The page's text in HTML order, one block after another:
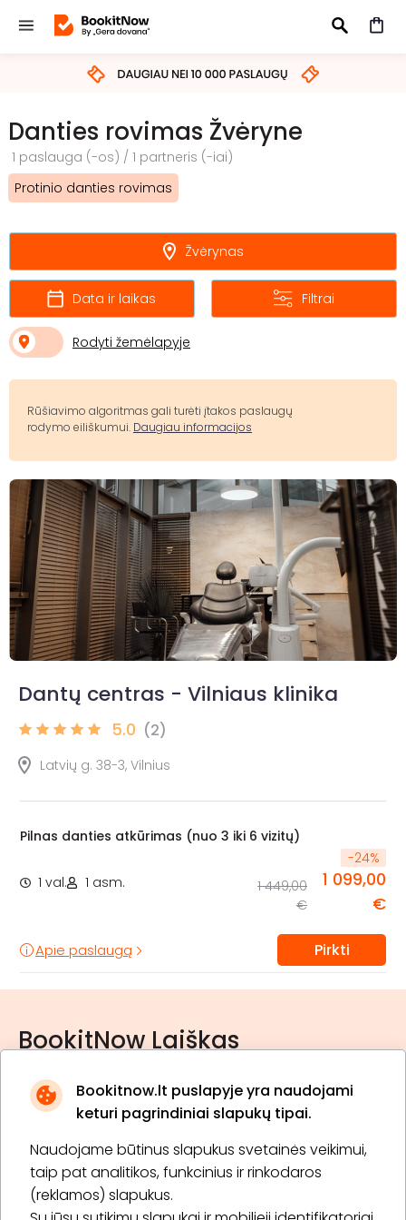
Bookitnow.lt puslapyje yra naudojami
keturi pagrindiniai slapukų tipai.
Naudojame būtinus slapukus svetainės veikimui,
taip pat analitikos, funkcinius ir rinkodaros
(reklamos) slapukus.
IEŠKOTI
Danties rovimas Žvėryne
1 paslauga (-os) / 1 partneris (-iai)
Protinio danties rovimas
Žvėrynas
Data ir laikas Filtrai
Rodyti žemėlapyje
Rūšiavimo algoritmas gali turėti įtakos paslaugų
rodymo eiliškumui. Daugiau informacijos
Dantų centras - Vilniaus klinika
5.0 (2)
Latvių g. 38-3, Vilnius
Pilnas danties atkūrimas (nuo 3 iki 6 vizitų)
1 val. 1 asm.
-24%
1 449,00
€
1 099,00
€
Apie paslaugą Pirkti
BookitNow Laiškas
* Susipažinau su privatumo politika